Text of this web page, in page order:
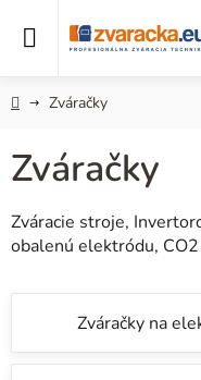
DomovZváračky
Zváračky
Zváracie stroje,
obalenú elektródu, CO2
Zváračky na